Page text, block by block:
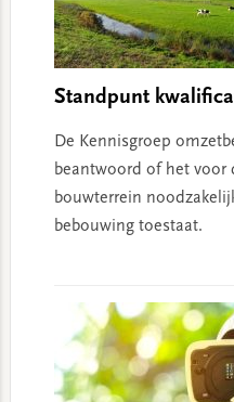
Standpunt
De Kennisgroep
beantwoord of het voor
bouwterrein
bebouwing toestaat.